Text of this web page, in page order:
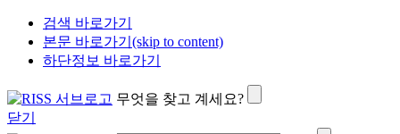
검색 바로가기
본문 바로가기(skip to content)
하단정보 바로가기
무엇을 찾고 계세요?
닫기